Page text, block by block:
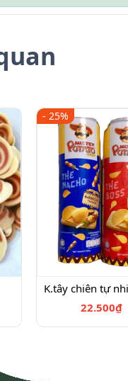
- 25%
22.500₫